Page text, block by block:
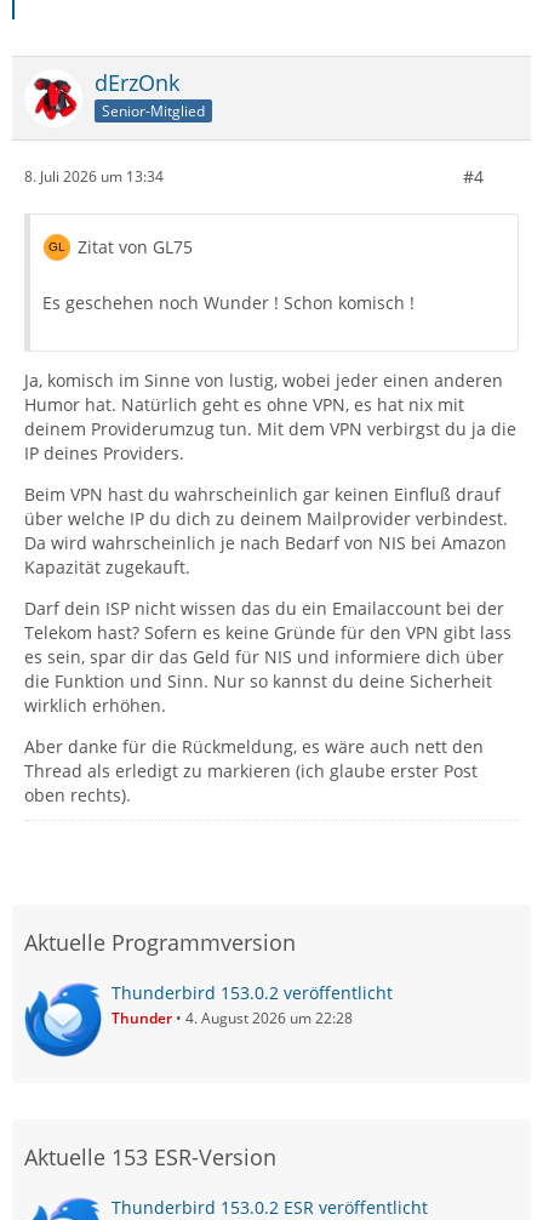
dErzOnk
Senior-Mitglied
8. Juli 2026 um 13:34 #4
Zitat von GL75
Es geschehen noch Wunder ! Schon komisch !
Ja, komisch im Sinne von lustig, wobei jeder einen anderen
Humor hat. Natürlich geht es ohne VPN, es hat nix mit
deinem Providerumzug tun. Mit dem VPN verbirgst du ja die
IP deines Providers.
Beim VPN hast du wahrscheinlich gar keinen Einfluß drauf
über welche IP du dich zu deinem Mailprovider verbindest.
Da wird wahrscheinlich je nach Bedarf von NIS bei Amazon
Kapazität zugekauft.
Darf dein ISP nicht wissen das du ein Emailaccount bei der
Telekom hast? Sofern es keine Gründe für den VPN gibt lass
es sein, spar dir das Geld für NIS und informiere dich über
die Funktion und Sinn. Nur so kannst du deine Sicherheit
wirklich erhöhen.
Aber danke für die Rückmeldung, es wäre auch nett den
Thread als erledigt zu markieren (ich glaube erster Post
oben rechts).
Aktuelle Programmversion
Thunderbird 153.0.2 veröffentlicht
Thunder 4. August 2026 um 22:28
Aktuelle 153 ESR-Version
Thunderbird 153.0.2 ESR veröffentlicht